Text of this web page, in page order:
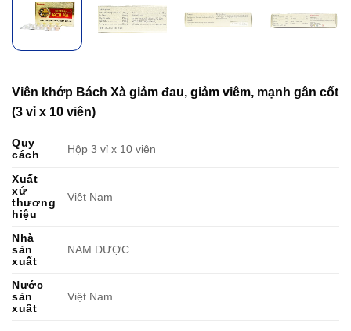
Viên khớp Bách Xà giảm đau, giảm viêm, mạnh gân cốt
(3 vỉ x 10 viên)
Quy
cách
Hộp 3 vỉ x 10 viên
Xuất
xứ
thương
hiệu
Việt Nam
Nhà
sản
xuất
NAM DƯỢC
Nước
sản
xuất
Việt Nam